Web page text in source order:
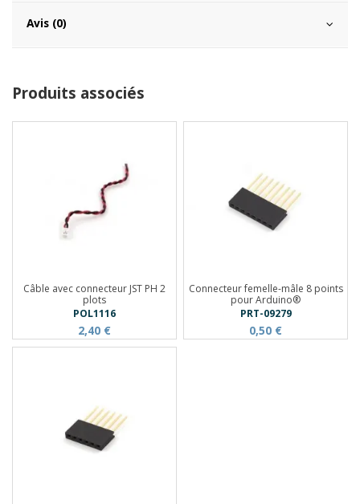
Avis (0)
Produits associés
Câble avec connecteur JST PH 2
plots
POL1116
2,40 €
Connecteur femelle-mâle 8 points
pour Arduino®
PRT-09279
0,50 €